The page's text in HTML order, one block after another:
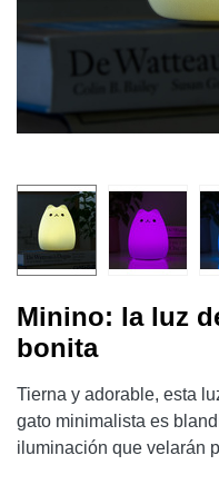
Minino: la luz
bonita
Tierna y adorable, esta
gato minimalista es
iluminación que velarán